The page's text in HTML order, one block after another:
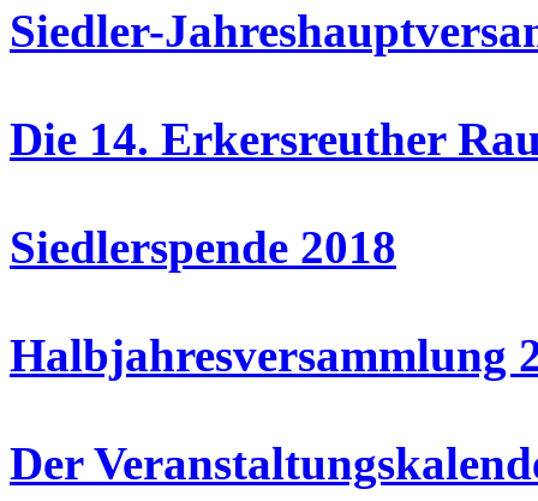
Siedler-
Die 14. Erkersreuther
Siedlerspende 2018
Halbjahresversammlung
Der